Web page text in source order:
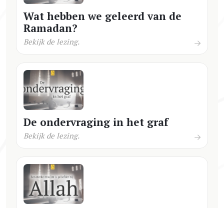
Wat hebben we geleerd van de
Ramadan?
Bekijk de lezing.
De ondervraging in het graf
Bekijk de lezing.